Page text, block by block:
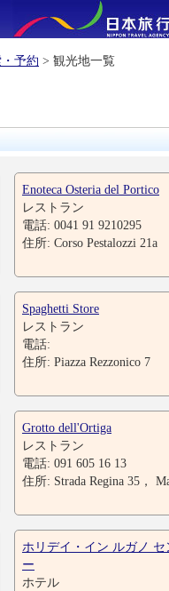
予約 > 観光地一覧
Enoteca Osteria del Portico
レストラン
電話: 0041 91 9210295
住所: Corso Pestalozzi 21a
Spaghetti Store
レストラン
電話:
住所: Piazza Rezzonico 7
Grotto dell'Ortiga
レストラン
電話: 091 605 16 13
住所: Strada Regina 35，
ホリデイ・イン ルガノ セ
ー
ホテル